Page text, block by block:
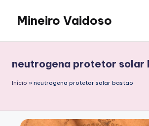
content
Mineiro Vaidoso
Autocuidado
e
Resenhas
neutrogena protetor solar
Início » neutrogena protetor solar bastao